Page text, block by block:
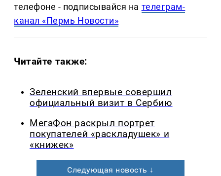
телефоне - подписывайся на телеграм-
канал «Пермь Новости»
Читайте также:
Зеленский впервые совершил
официальный визит в Сербию
МегаФон раскрыл портрет
покупателей «раскладушек» и
«книжек»
Следующая новость ↓